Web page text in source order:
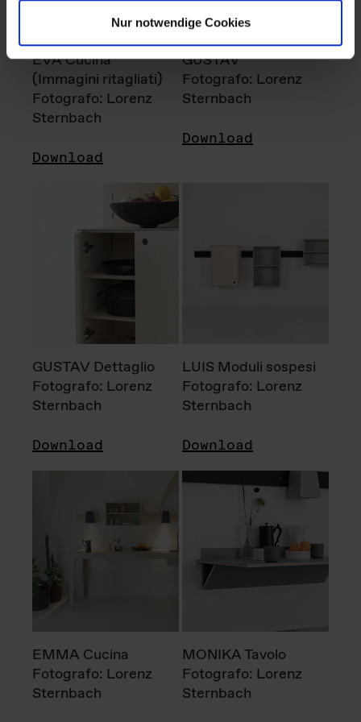
Nur notwendige Cookies
EVA Cucina
(Immagini ritagliati)
Fotografo: Lorenz
Sternbach
Download
GUSTAV
Fotografo: Lorenz
Sternbach
Download
GUSTAV Dettaglio
Fotografo: Lorenz
Sternbach
Download
LUIS Moduli sospesi
Fotografo: Lorenz
Sternbach
Download
EMMA Cucina
Fotografo: Lorenz
Sternbach
MONIKA Tavolo
Fotografo: Lorenz
Sternbach